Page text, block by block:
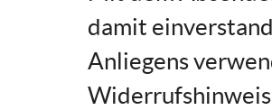
damit
Anliegens